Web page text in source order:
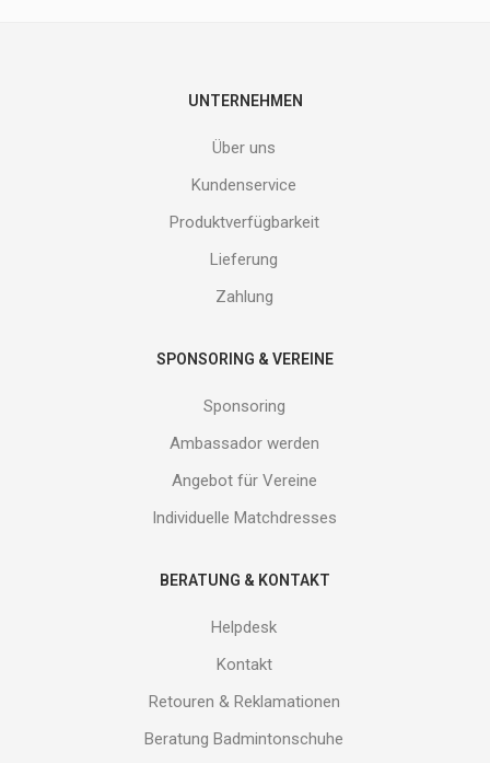
UNTERNEHMEN
Über uns
Kundenservice
Produktverfügbarkeit
Lieferung
Zahlung
SPONSORING & VEREINE
Sponsoring
Ambassador werden
Angebot für Vereine
Individuelle Matchdresses
BERATUNG & KONTAKT
Helpdesk
Kontakt
Retouren & Reklamationen
Beratung Badmintonschuhe